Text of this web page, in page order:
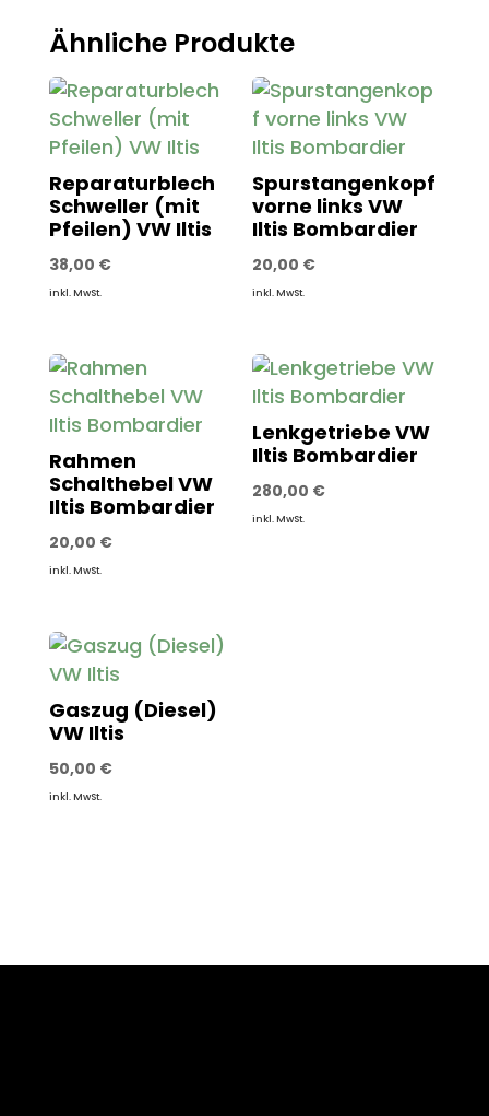
Ähnliche Produkte
Reparaturblech
Schweller (mit
Pfeilen) VW Iltis
38,00 €
inkl. MwSt.
Spurstangenkopf
vorne links VW
Iltis Bombardier
20,00 €
inkl. MwSt.
Rahmen
Schalthebel VW
Iltis Bombardier
20,00 €
inkl. MwSt.
Lenkgetriebe VW
Iltis Bombardier
280,00 €
inkl. MwSt.
Gaszug (Diesel)
VW Iltis
50,00 €
inkl. MwSt.